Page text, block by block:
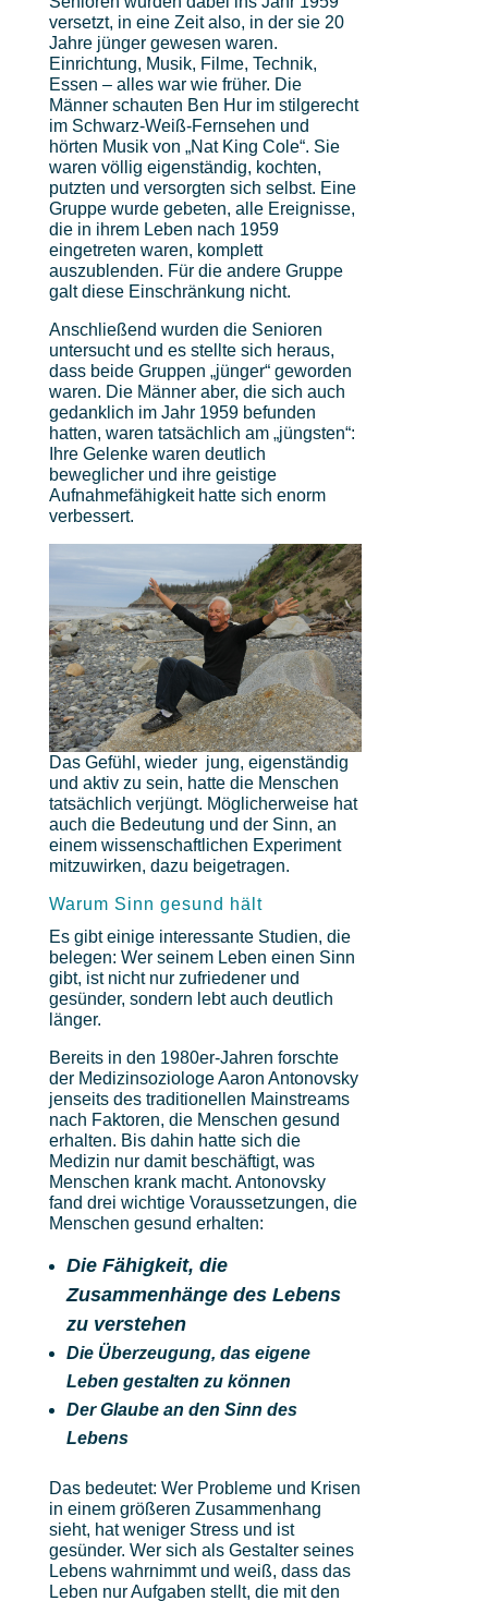
versetzt, in eine Zeit also, in der sie 20
Jahre jünger gewesen waren.
Einrichtung, Musik, Filme, Technik,
Essen – alles war wie früher. Die
Männer schauten Ben Hur im stilgerecht
im Schwarz-Weiß-Fernsehen und
hörten Musik von „Nat King Cole“. Sie
waren völlig eigenständig, kochten,
putzten und versorgten sich selbst. Eine
Gruppe wurde gebeten, alle Ereignisse,
die in ihrem Leben nach 1959
eingetreten waren, komplett
auszublenden. Für die andere Gruppe
galt diese Einschränkung nicht.
Anschließend wurden die Senioren
untersucht und es stellte sich heraus,
dass beide Gruppen „jünger“ geworden
waren. Die Männer aber, die sich auch
gedanklich im Jahr 1959 befunden
hatten, waren tatsächlich am „jüngsten“:
Ihre Gelenke waren deutlich
beweglicher und ihre geistige
Aufnahmefähigkeit hatte sich enorm
verbessert.
Das Gefühl, wieder jung, eigenständig
und aktiv zu sein, hatte die Menschen
tatsächlich verjüngt. Möglicherweise hat
auch die Bedeutung und der Sinn, an
einem wissenschaftlichen Experiment
mitzuwirken, dazu beigetragen.
Warum Sinn gesund hält
Es gibt einige interessante Studien, die
belegen: Wer seinem Leben einen Sinn
gibt, ist nicht nur zufriedener und
gesünder, sondern lebt auch deutlich
länger.
Bereits in den 1980er-Jahren forschte
der Medizinsoziologe Aaron Antonovsky
jenseits des traditionellen Mainstreams
nach Faktoren, die Menschen gesund
erhalten. Bis dahin hatte sich die
Medizin nur damit beschäftigt, was
Menschen krank macht. Antonovsky
fand drei wichtige Voraussetzungen, die
Menschen gesund erhalten:
Die Fähigkeit, die
Zusammenhänge des Lebens
zu verstehen
Die Überzeugung, das eigene
Leben gestalten zu können
Der Glaube an den Sinn des
Lebens
Das bedeutet: Wer Probleme und Krisen
in einem größeren Zusammenhang
sieht, hat weniger Stress und ist
gesünder. Wer sich als Gestalter seines
Lebens wahrnimmt und weiß, dass das
Leben nur Aufgaben stellt, die mit den